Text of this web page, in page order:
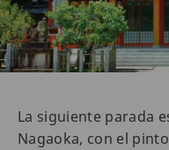
La siguiente parada
Nagaoka, con el